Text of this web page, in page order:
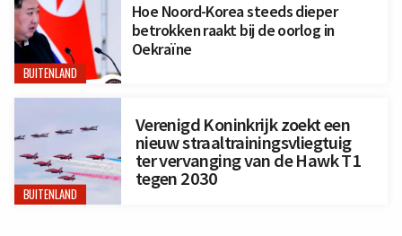
BUITENLAND
Hoe Noord-Korea steeds dieper
betrokken raakt bij de oorlog in
Oekraïne
BUITENLAND
Verenigd Koninkrijk zoekt een
nieuw straaltrainingsvliegtuig
ter vervanging van de Hawk T1
tegen 2030